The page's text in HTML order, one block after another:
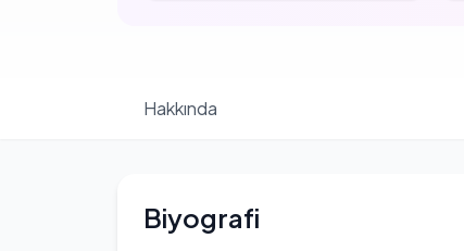
Hakkında
Biyografi